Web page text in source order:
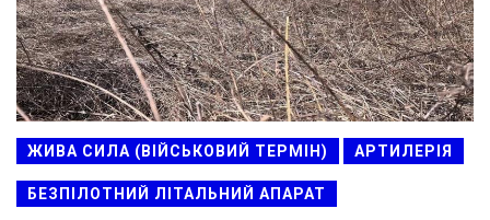
ЖИВА СИЛА (ВІЙСЬКОВИЙ ТЕРМІН) АРТИЛЕРІЯ
БЕЗПІЛОТНИЙ ЛІТАЛЬНИЙ АПАРАТ